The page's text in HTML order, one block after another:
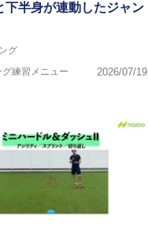
下半身が連動したジャン
グ
グ練習メニュー
2026/07/19